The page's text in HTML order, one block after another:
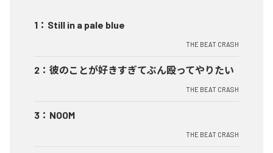
1 ： Still in a pale blue
THE BEAT CRASH
2 ： 彼のことが好きすぎてぶん殴ってやりたい
THE BEAT CRASH
3 ： NOOM
THE BEAT CRASH